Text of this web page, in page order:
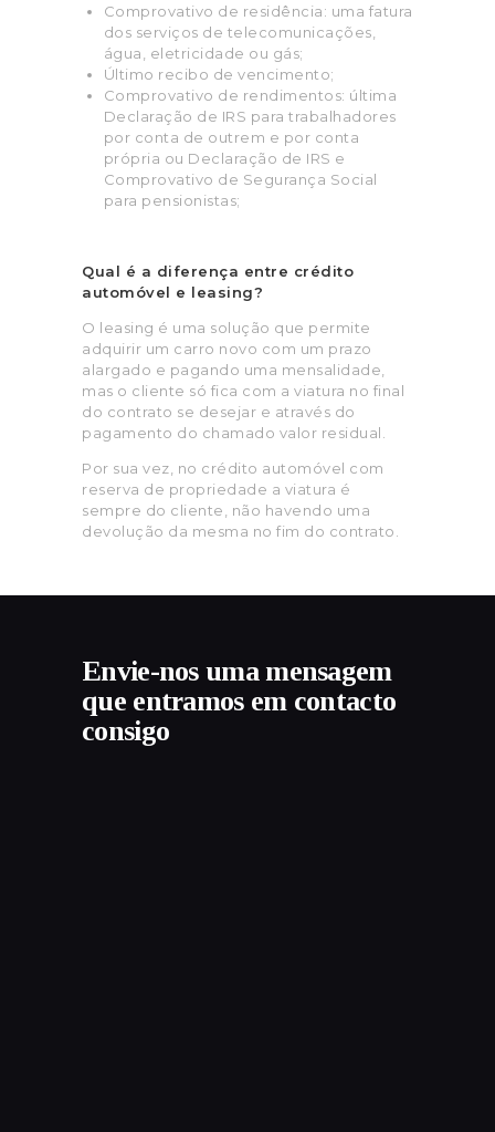
Comprovativo de residência: uma fatura
dos serviços de telecomunicações,
água, eletricidade ou gás;
Último recibo de vencimento;
Comprovativo de rendimentos: última
Declaração de IRS para trabalhadores
por conta de outrem e por conta
própria ou Declaração de IRS e
Comprovativo de Segurança Social
para pensionistas;
Qual é a diferença entre crédito
automóvel e leasing?
O leasing é uma solução que permite
adquirir um carro novo com um prazo
alargado e pagando uma mensalidade,
mas o cliente só fica com a viatura no final
do contrato se desejar e através do
pagamento do chamado valor residual.
Por sua vez, no crédito automóvel com
reserva de propriedade a viatura é
sempre do cliente, não havendo uma
devolução da mesma no fim do contrato.
Envie-nos uma mensagem
que entramos em contacto
consigo